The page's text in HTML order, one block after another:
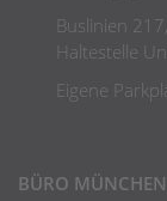
Buslinien
Haltestelle
Eigene
BÜRO MÜNCHEN